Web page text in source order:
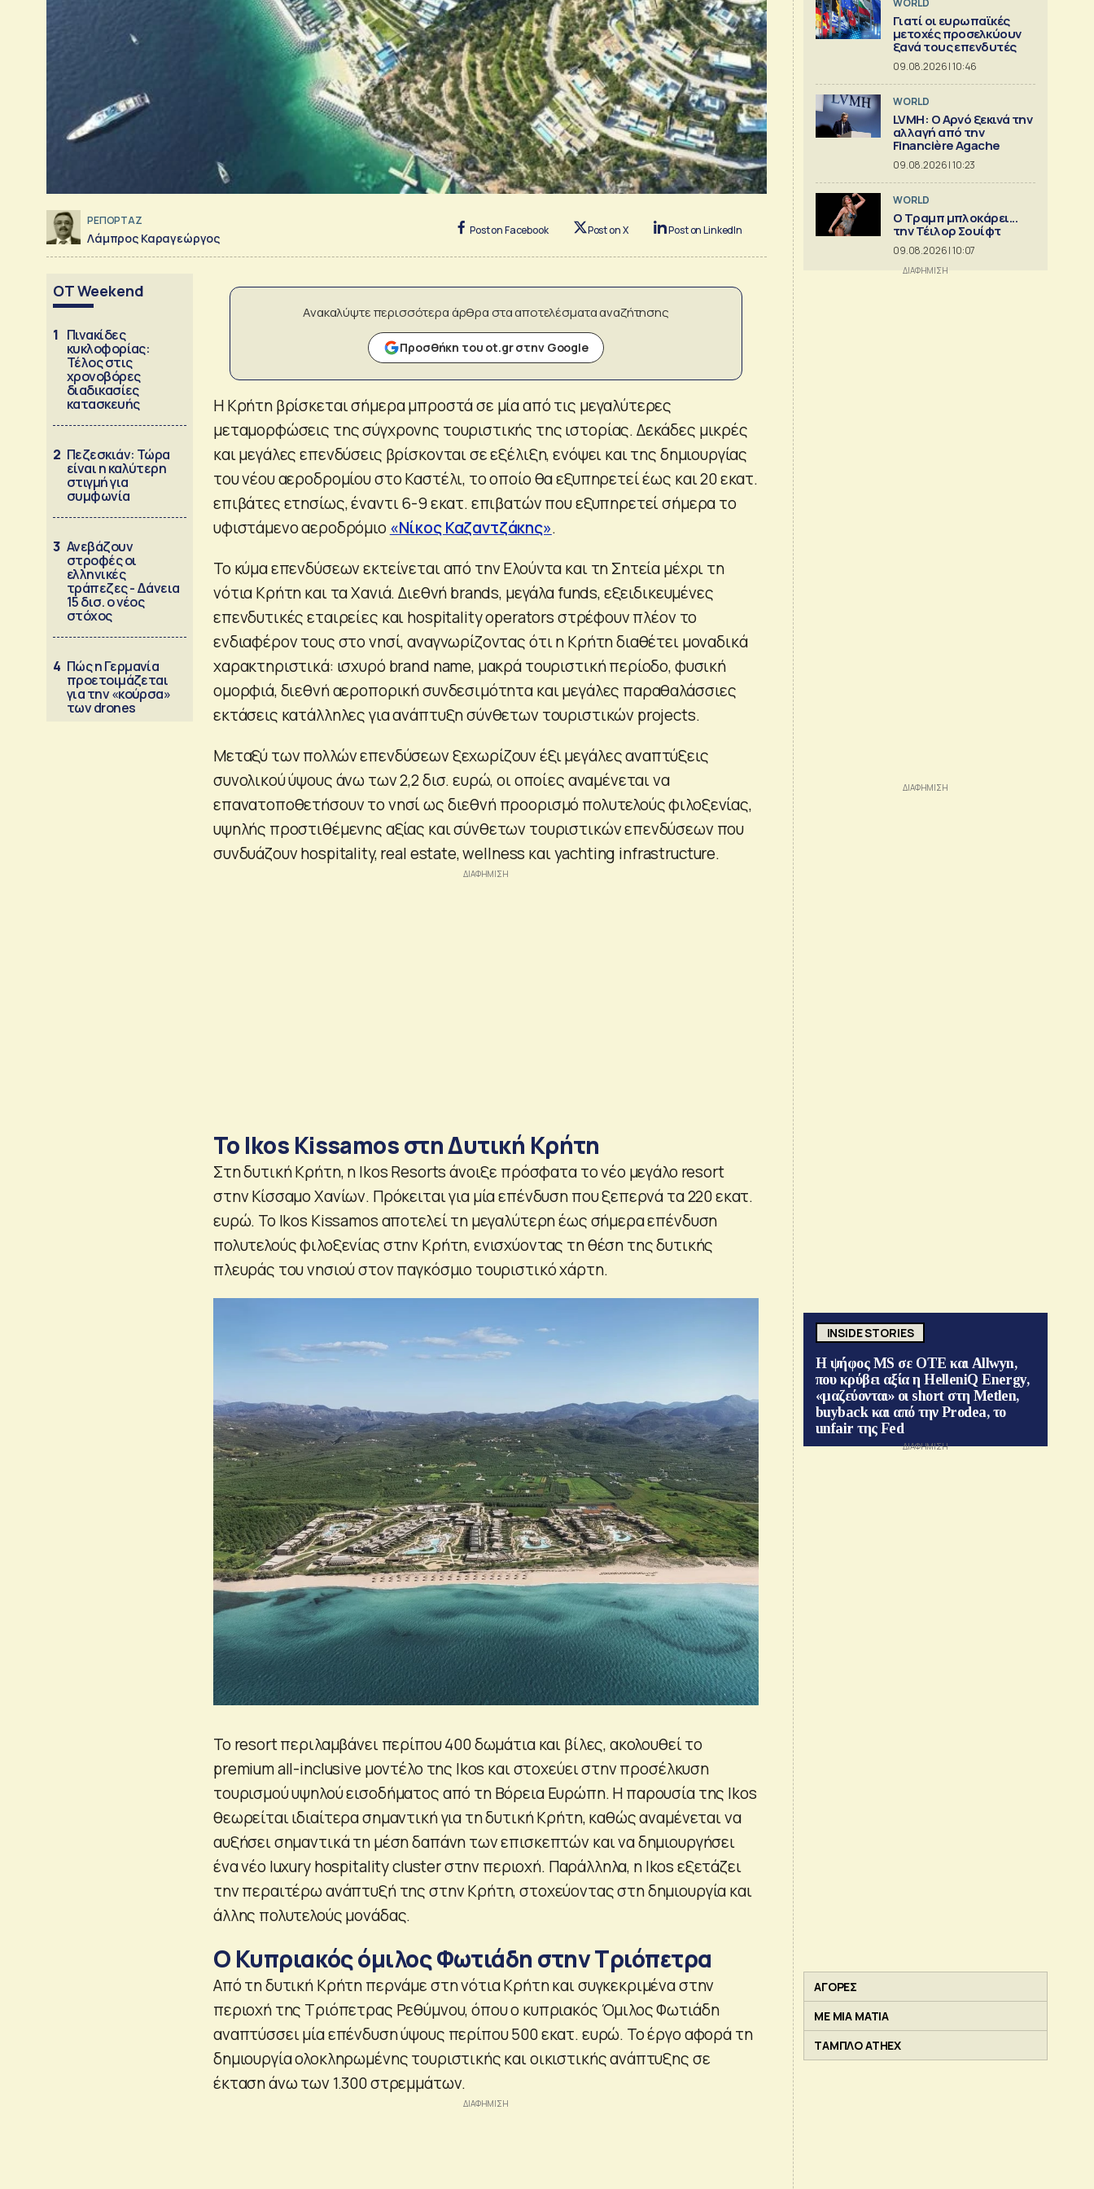
ΡΕΠΟΡΤΑΖ
Λάμπρος Καραγεώργος
Post on Facebook Post on X Post on LinkedIn
OT Weekend
1 Πινακίδες
κυκλοφορίας:
Τέλος στις
χρονοβόρες
διαδικασίες
κατασκευής
2 Πεζεσκιάν: Τώρα
είναι η καλύτερη
στιγμή για
συμφωνία
3 Ανεβάζουν
στροφές οι
ελληνικές
τράπεζες - Δάνεια
15 δισ. ο νέος
στόχος
4 Πώς η Γερμανία
προετοιμάζεται
για την «κούρσα»
των drones
Ανακαλύψτε περισσότερα άρθρα στα αποτελέσματα αναζήτησης
Προσθήκη του ot.gr στην Google
Η Κρήτη βρίσκεται σήμερα μπροστά σε μία από τις μεγαλύτερες
μεταμορφώσεις της σύγχρονης τουριστικής της ιστορίας. Δεκάδες μικρές
και μεγάλες επενδύσεις βρίσκονται σε εξέλιξη, ενόψει και της δημιουργίας
του νέου αεροδρομίου στο Καστέλι, το οποίο θα εξυπηρετεί έως και 20 εκατ.
επιβάτες ετησίως, έναντι 6-9 εκατ. επιβατών που εξυπηρετεί σήμερα το
υφιστάμενο αεροδρόμιο«Νίκος Καζαντζάκης».
Το κύμα επενδύσεων εκτείνεται από την Ελούντα και τη Σητεία μέχρι τη
νότια Κρήτη και τα Χανιά. Διεθνή brands, μεγάλα funds, εξειδικευμένες
επενδυτικές εταιρείες και hospitality operators στρέφουν πλέον το
ενδιαφέρον τους στο νησί, αναγνωρίζοντας ότι η Κρήτη διαθέτει μοναδικά
χαρακτηριστικά: ισχυρό brand name, μακρά τουριστική περίοδο, φυσική
ομορφιά, διεθνή αεροπορική συνδεσιμότητα και μεγάλες παραθαλάσσιες
εκτάσεις κατάλληλες για ανάπτυξη σύνθετων τουριστικών projects.
Μεταξύ των πολλών επενδύσεων ξεχωρίζουν έξι μεγάλες αναπτύξεις
συνολικού ύψους άνω των 2,2 δισ. ευρώ, οι οποίες αναμένεται να
επανατοποθετήσουν το νησί ως διεθνή προορισμό πολυτελούς φιλοξενίας,
υψηλής προστιθέμενης αξίας και σύνθετων τουριστικών επενδύσεων που
συνδυάζουν hospitality, real estate, wellness και yachting infrastructure.
Το Ikos Kissamos στη Δυτική Κρήτη
Στη δυτική Κρήτη, η Ikos Resorts άνοιξε πρόσφατα το νέο μεγάλο resort
στην Κίσσαμο Χανίων. Πρόκειται για μία επένδυση που ξεπερνά τα 220 εκατ.
ευρώ. Το Ikos Kissamos αποτελεί τη μεγαλύτερη έως σήμερα επένδυση
πολυτελούς φιλοξενίας στην Κρήτη, ενισχύοντας τη θέση της δυτικής
πλευράς του νησιού στον παγκόσμιο τουριστικό χάρτη.
Το resort περιλαμβάνει περίπου 400 δωμάτια και βίλες, ακολουθεί το
premium all-inclusive μοντέλο της Ikos και στοχεύει στην προσέλκυση
τουρισμού υψηλού εισοδήματος από τη Βόρεια Ευρώπη. Η παρουσία της Ikos
θεωρείται ιδιαίτερα σημαντική για τη δυτική Κρήτη, καθώς αναμένεται να
αυξήσει σημαντικά τη μέση δαπάνη των επισκεπτών και να δημιουργήσει
ένα νέο luxury hospitality cluster στην περιοχή. Παράλληλα, η Ikos εξετάζει
την περαιτέρω ανάπτυξή της στην Κρήτη, στοχεύοντας στη δημιουργία και
άλλης πολυτελούς μονάδας.
Ο Κυπριακός όμιλος Φωτιάδη στην Τριόπετρα
Από τη δυτική Κρήτη περνάμε στη νότια Κρήτη και συγκεκριμένα στην
περιοχή της Τριόπετρας Ρεθύμνου, όπου ο κυπριακός Όμιλος Φωτιάδη
αναπτύσσει μία επένδυση ύψους περίπου 500 εκατ. ευρώ. Το έργο αφορά τη
δημιουργία ολοκληρωμένης τουριστικής και οικιστικής ανάπτυξης σε
έκταση άνω των 1.300 στρεμμάτων.
WORLD
Γιατί οι ευρωπαϊκές
μετοχές προσελκύουν
ξανά τους επενδυτές
09.08.2026 | 10:46
WORLD
LVMH: Ο Αρνό ξεκινά την
αλλαγή από την
Financière Agache
09.08.2026 | 10:23
WORLD
Ο Τραμπ μπλοκάρει...
την Τέιλορ Σουίφτ
09.08.2026 | 10:07
INSIDE STORIES
Η ψήφος MS σε ΟΤΕ και Allwyn,
που κρύβει αξία η HelleniQ Energy,
«μαζεύονται» οι short στη Metlen,
buyback και από την Prodea, το
unfair της Fed
ΑΓΟΡΕΣ
ΜΕ ΜΙΑ ΜΑΤΙΑ
ΤΑΜΠΛΟ ATHEX